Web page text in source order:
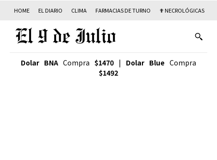
HOME EL DIARIO CLIMA FARMACIAS DE TURNO ✟ NECROLÓGICAS
Dolar BNA Compra $1470 | Dolar Blue Compra
$1492